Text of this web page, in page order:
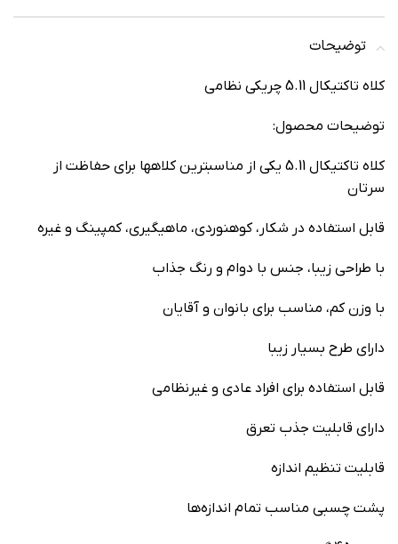
توضیحات
کلاه تاکتیکال 5.11 چریکی نظامی
توضیحات محصول:
کلاه تاکتیکال 5.11 یکی از مناسبترین کلاهها برای حفاظت از
سرتان
قابل استفاده در شکار، کوهنوردی، ماهیگیری، کمپینگ و غیره
با طراحی زیبا، جنس با دوام و رنگ جذاب
با وزن کم، مناسب برای بانوان و آقایان
دارای طرح بسیار زیبا
قابل استفاده برای افراد عادی و غیرنظامی
دارای قابلیت جذب تعرق
قابلیت تنظیم اندازه
پشت چسبی مناسب تمام اندازه‌ها